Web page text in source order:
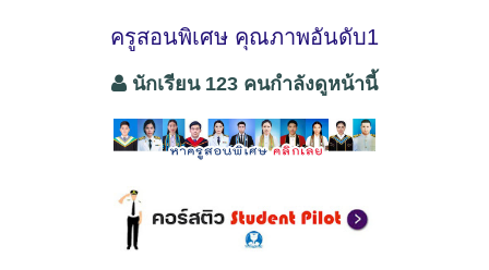
ครูสอนพิเศษ คุณภาพอันดับ1
นักเรียน 123 คนกำลังดูหน้านี้